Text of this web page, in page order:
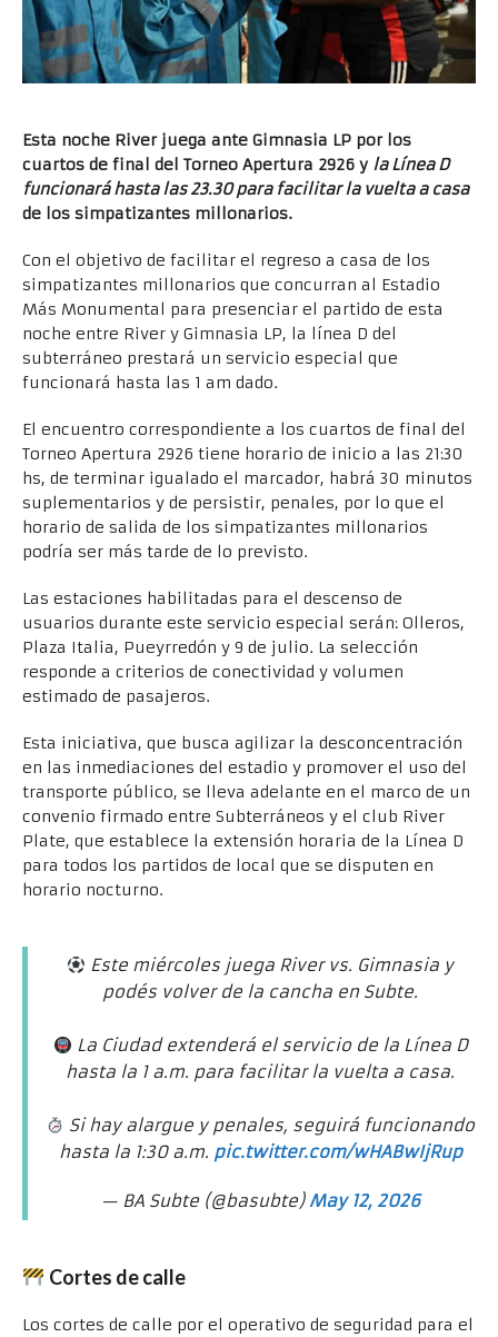
Esta noche River juega ante Gimnasia LP por los
cuartos de final del Torneo Apertura 2926 y la Línea D
funcionará hasta las 23.30 para facilitar la vuelta a casa
de los simpatizantes millonarios.
Con el objetivo de facilitar el regreso a casa de los
simpatizantes millonarios que concurran al Estadio
Más Monumental para presenciar el partido de esta
noche entre River y Gimnasia LP, la línea D del
subterráneo prestará un servicio especial que
funcionará hasta las 1 am dado.
El encuentro correspondiente a los cuartos de final del
Torneo Apertura 2926 tiene horario de inicio a las 21:30
hs, de terminar igualado el marcador, habrá 30 minutos
suplementarios y de persistir, penales, por lo que el
horario de salida de los simpatizantes millonarios
podría ser más tarde de lo previsto.
Las estaciones habilitadas para el descenso de
usuarios durante este servicio especial serán: Olleros,
Plaza Italia, Pueyrredón y 9 de julio. La selección
responde a criterios de conectividad y volumen
estimado de pasajeros.
Esta iniciativa, que busca agilizar la desconcentración
en las inmediaciones del estadio y promover el uso del
transporte público, se lleva adelante en el marco de un
convenio firmado entre Subterráneos y el club River
Plate, que establece la extensión horaria de la Línea D
para todos los partidos de local que se disputen en
horario nocturno.
Este miércoles juega River vs. Gimnasia y
podés volver de la cancha en Subte.
La Ciudad extenderá el servicio de la Línea D
hasta la 1 a.m. para facilitar la vuelta a casa.
Si hay alargue y penales, seguirá funcionando
hasta la 1:30 a.m. pic.twitter.com/wHABwIjRup
— BA Subte (@basubte) May 12, 2026
Cortes de calle
Los cortes de calle por el operativo de seguridad para el